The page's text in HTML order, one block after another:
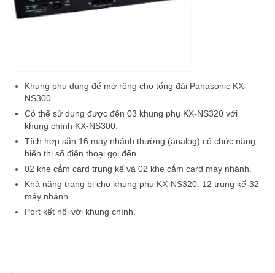
Khung phụ dùng để mở rộng cho tổng đài Panasonic KX-
NS300.
Có thể sử dụng được đến 03 khung phụ KX-NS320 với
khung chính KX-NS300.
Tích hợp sẵn 16 máy nhánh thường (analog) có chức năng
hiển thị số điện thoại gọi đến.
02 khe cắm card trung kế và 02 khe cắm card máy nhánh.
Khả năng trang bị cho khung phụ KX-NS320: 12 trung kế-32
máy nhánh.
Port kết nối với khung chính.